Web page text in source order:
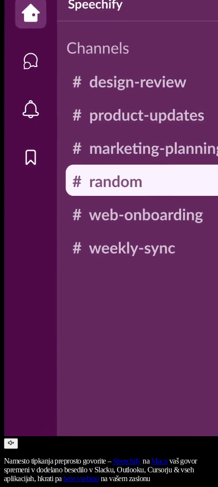
Namesto tipkanja preprosto govorite – SpeechifynaMacu vaš govor
spremeni v dodelano besedilo v Slacku, Outlooku, Cursorju & vseh
aplikacijah, hkrati pabere vsebinona vašem zaslonu